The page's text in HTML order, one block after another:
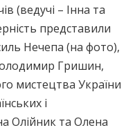
(ведучі – Інна та
представили
Нечепа (на фото),
Гришин,
мистецтва України
і
Олійник та Олена